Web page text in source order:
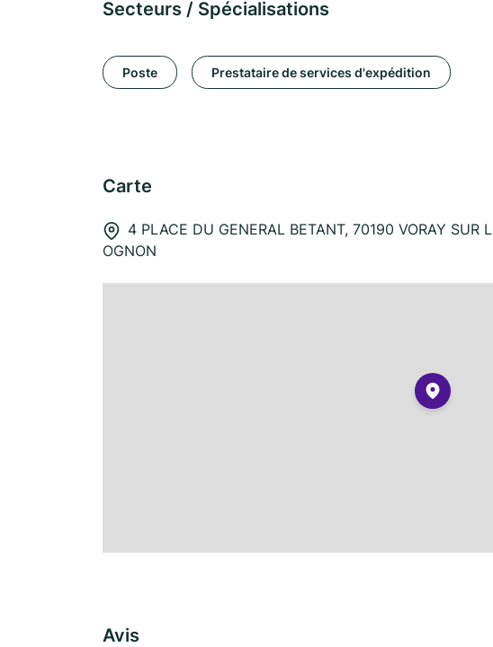
Secteurs / Spécialisations
Poste Prestataire de services d'expédition
Carte
4 PLACE DU GENERAL BETANT, 70190 VORAY SUR L
OGNON
Avis